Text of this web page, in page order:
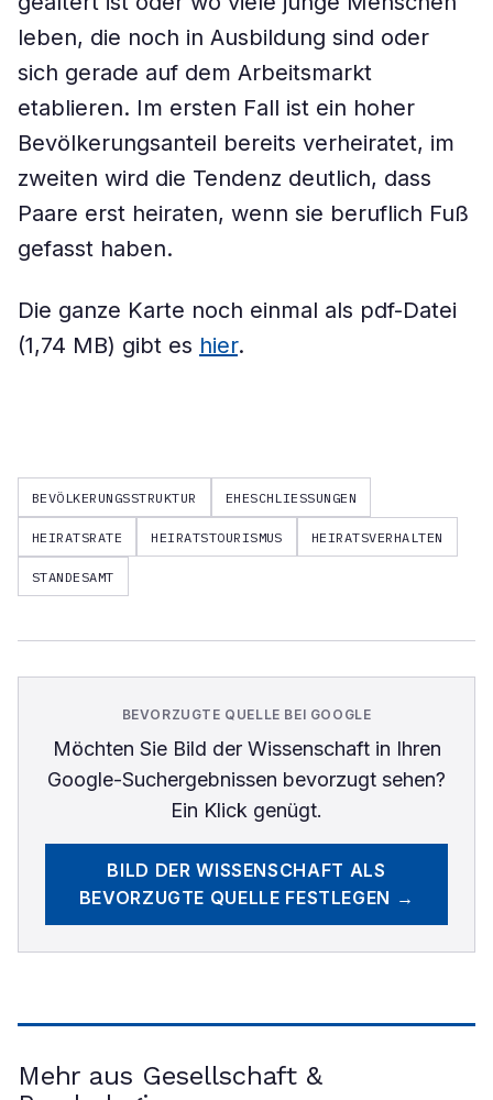
leben, die noch in Ausbildung sind oder
sich gerade auf dem Arbeitsmarkt
etablieren. Im ersten Fall ist ein hoher
Bevölkerungsanteil bereits verheiratet, im
zweiten wird die Tendenz deutlich, dass
Paare erst heiraten, wenn sie beruflich Fuß
gefasst haben.
Die ganze Karte noch einmal als pdf-Datei
(1,74 MB) gibt es hier.
BEVÖLKERUNGSSTRUKTUR EHESCHLIESSUNGEN
HEIRATSRATE HEIRATSTOURISMUS HEIRATSVERHALTEN
STANDESAMT
BEVORZUGTE QUELLE BEI GOOGLE
Möchten Sie Bild der Wissenschaftin Ihren
Google-Suchergebnissen bevorzugt sehen?
Ein Klick genügt.
BILD DER WISSENSCHAFT ALS
BEVORZUGTE QUELLE FESTLEGEN →
Mehr aus Gesellschaft &